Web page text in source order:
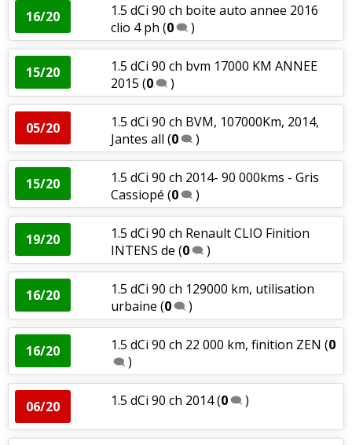
16/20
1.5 dCi 90 ch boite auto annee 2016
clio 4 ph (0 )
15/20
1.5 dCi 90 ch bvm 17000 KM ANNEE
2015 (0 )
05/20
1.5 dCi 90 ch BVM, 107000Km, 2014,
Jantes all (0 )
15/20
1.5 dCi 90 ch 2014- 90 000kms - Gris
Cassiopé (0 )
19/20
1.5 dCi 90 ch Renault CLIO Finition
INTENS de (0 )
16/20
1.5 dCi 90 ch 129000 km, utilisation
urbaine (0 )
16/20 1.5 dCi 90 ch 22 000 km, finition ZEN (0
)
06/20 1.5 dCi 90 ch 2014(0 )